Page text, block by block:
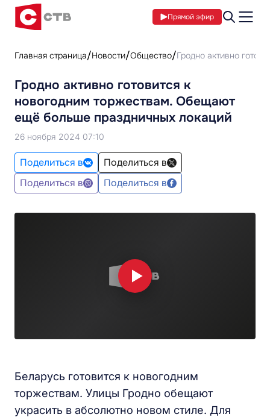
Прямой эфир
Главная страница Новости Общество Гродно активно
Гродно активно готовится к
новогодним торжествам. Обещают
ещё больше праздничных локаций
26 ноября 2024 07:10
Поделиться в
Поделиться в
Поделиться в
Поделиться в
Беларусь готовится к новогодним
торжествам. Улицы Гродно обещают
украсить в абсолютно новом стиле. Для